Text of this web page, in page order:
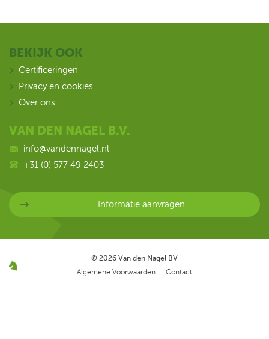
BEKIJK OOK
Certificeringen
Privacy en cookies
Over ons
VAN DEN NAGEL B.V.
info@vandennagel.nl
+31 (0) 577 49 2403
Informatie aanvragen
© 2026 Van den Nagel BV
Algemene Voorwaarden
Contact